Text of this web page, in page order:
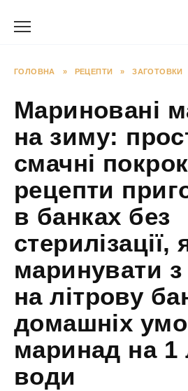
ГОЛОВНА » РЕЦЕПТИ » ЗАГОТОВКИ
Мариновані
на зиму:
смачні
рецепти
в банках без
стерилізації,
маринувати
на літрову
домашніх
маринад на 1
води